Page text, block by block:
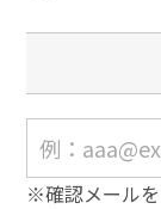
※確認メールを